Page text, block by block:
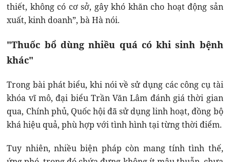
thiết, không có cơ sở, gây khó khăn cho hoạt động sản
xuất, kinh doanh”, bà Hà nói.
"Thuốc bổ dùng nhiều quá có khi sinh bệnh
khác"
Trong bài phát biểu, khi nói về sử dụng các công cụ tài
khóa vĩ mô, đại biểu Trần Văn Lâm đánh giá thời gian
qua, Chính phủ, Quốc hội đã sử dụng linh hoạt, đồng bộ
khá hiệu quả, phù hợp với tình hình tại từng thời điểm.
Tuy nhiên, nhiều biện pháp còn mang tính tình thế,